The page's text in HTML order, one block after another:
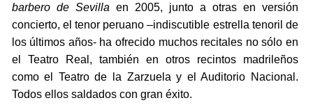
barbero de Sevilla en 2005, junto a otras en versión
concierto, el tenor peruano –indiscutible estrella tenoril de
los últimos años- ha ofrecido muchos recitales no sólo en
el Teatro Real, también en otros recintos madrileños
como el Teatro de la Zarzuela y el Auditorio Nacional.
Todos ellos saldados con gran éxito.